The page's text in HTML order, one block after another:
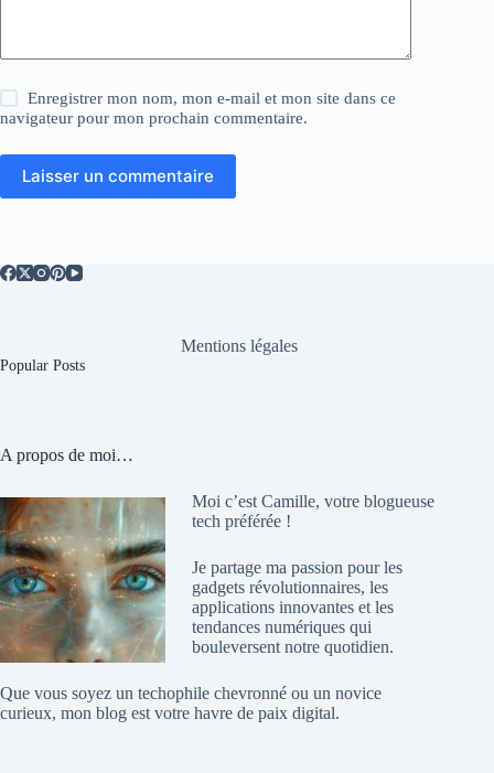
Enregistrer mon nom, mon e-mail et mon site dans ce
navigateur pour mon prochain commentaire.
Laisser un commentaire
Mentions légales
Popular Posts
A propos de moi…
Moi c’est Camille, votre blogueuse
tech préférée !
Je partage ma passion pour les
gadgets révolutionnaires, les
applications innovantes et les
tendances numériques qui
bouleversent notre quotidien.
Que vous soyez un techophile chevronné ou un novice
curieux, mon blog est votre havre de paix digital.